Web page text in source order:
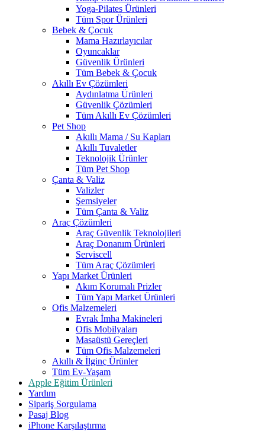
Yoga-Pilates Ürünleri
Tüm Spor Ürünleri
Bebek & Çocuk
Mama Hazırlayıcılar
Oyuncaklar
Güvenlik Ürünleri
Tüm Bebek & Çocuk
Akıllı Ev Çözümleri
Aydınlatma Ürünleri
Güvenlik Çözümleri
Tüm Akıllı Ev Çözümleri
Pet Shop
Akıllı Mama / Su Kapları
Akıllı Tuvaletler
Teknolojik Ürünler
Tüm Pet Shop
Çanta & Valiz
Valizler
Şemsiyeler
Tüm Çanta & Valiz
Araç Çözümleri
Araç Güvenlik Teknolojileri
Araç Donanım Ürünleri
Serviscell
Tüm Araç Çözümleri
Yapı Market Ürünleri
Akım Korumalı Prizler
Tüm Yapı Market Ürünleri
Ofis Malzemeleri
Evrak İmha Makineleri
Ofis Mobilyaları
Masaüstü Gereçleri
Tüm Ofis Malzemeleri
Akıllı & İlginç Ürünler
Tüm Ev-Yaşam
Apple Eğitim Ürünleri
Yardım
Sipariş Sorgulama
Pasaj Blog
iPhone Karşılaştırma